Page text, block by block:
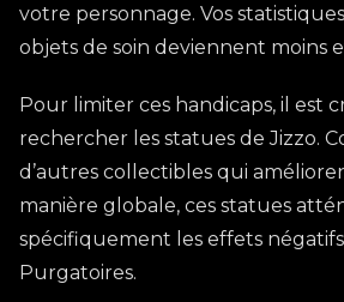
votre personnage. Vos
objets de soin deviennent moins
Pour limiter ces handicaps, il est
rechercher les statues de Jizzo.
d’autres collectibles qui
manière globale, ces statues
spécifiquement les effets
Purgatoires.